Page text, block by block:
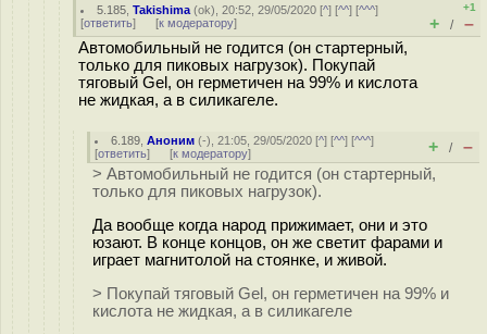
5.185 ,Takishima (ok), 20:52, 29/05/2020 [^] [^^] [^^^]
[ответить] [к модератору]
+1
+ / –
Автомобильный не годится (он стартерный,
только для пиковых нагрузок). Покупай
тяговый Gel, он герметичен на 99% и кислота
не жидкая, а в силикагеле.
6.189 ,Аноним (-), 21:05, 29/05/2020 [^] [^^] [^^^]
[ответить] [к модератору] + / –
> Автомобильный не годится (он стартерный,
только для пиковых нагрузок).
Да вообще когда народ прижимает, они и это
юзают. В конце концов, он же светит фарами и
играет магнитолой на стоянке, и живой.
> Покупай тяговый Gel, он герметичен на 99% и
кислота не жидкая, а в силикагеле